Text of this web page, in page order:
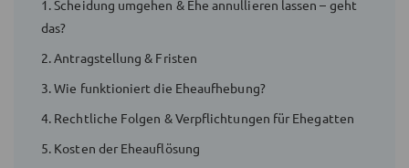
1. Scheidung umgehen & Ehe annullieren lassen – geht
das?
2. Antragstellung & Fristen
3. Wie funktioniert die Eheaufhebung?
4. Rechtliche Folgen & Verpflichtungen für Ehegatten
5. Kosten der Eheauflösung